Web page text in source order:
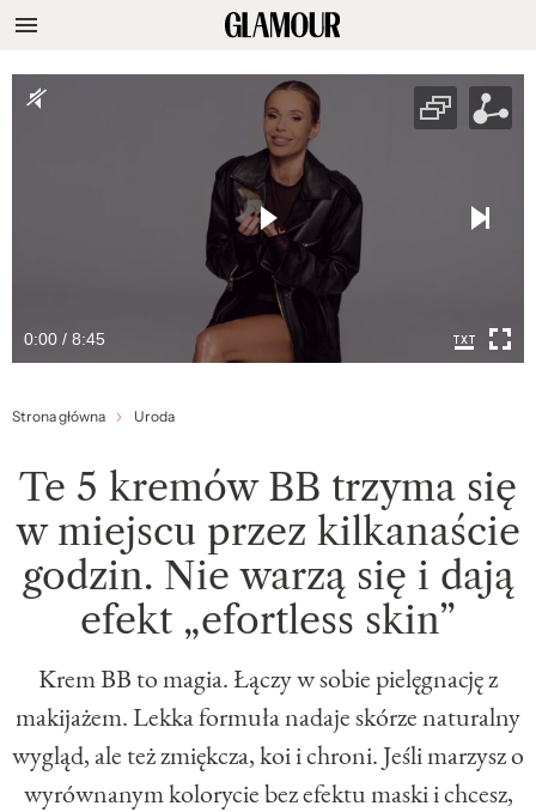
0:00 / 8:45
Strona główna Uroda
Te 5 kremów BB trzyma się
w miejscu przez kilkanaście
godzin. Nie warzą się i dają
efekt „efortless skin”
Krem BB to magia. Łączy w sobie pielęgnację z
makijażem. Lekka formuła nadaje skórze naturalny
wygląd, ale też zmiękcza, koi i chroni. Jeśli marzysz o
wyrównanym kolorycie bez efektu maski i chcesz,